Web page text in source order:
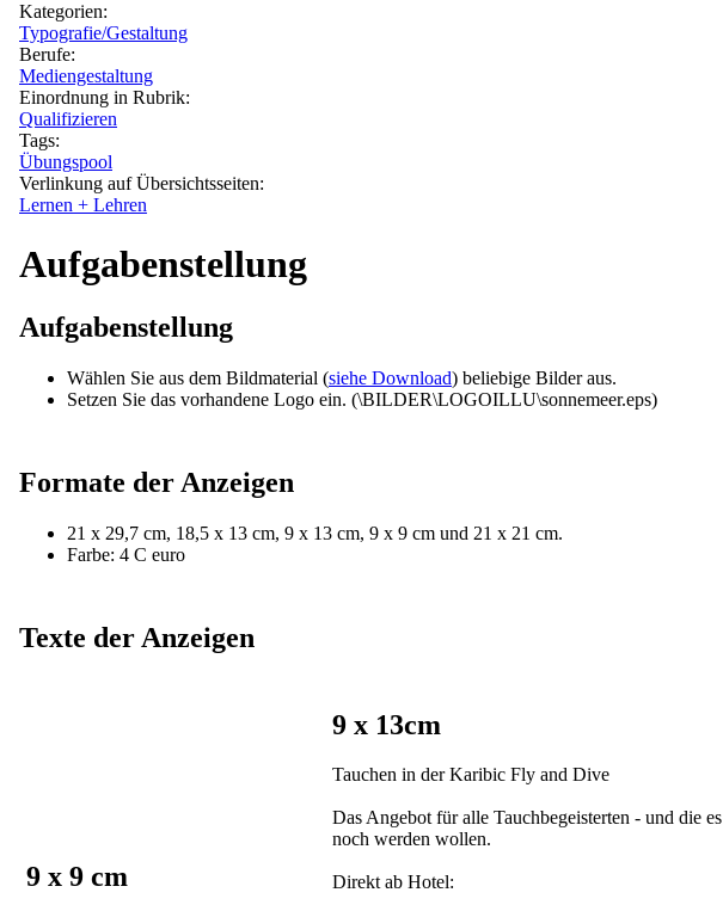
Kategorien:
Typografie/Gestaltung
Berufe:
Mediengestaltung
Einordnung in Rubrik:
Qualifizieren
Tags:
Übungspool
Verlinkung auf Übersichtsseiten:
Lernen + Lehren
Aufgabenstellung
Aufgabenstellung
Wählen Sie aus dem Bildmaterial (siehe Download) beliebige Bilder aus.
Setzen Sie das vorhandene Logo ein. (\BILDER\LOGOILLU\sonnemeer.eps)
Formate der Anzeigen
21 x 29,7 cm, 18,5 x 13 cm, 9 x 13 cm, 9 x 9 cm und 21 x 21 cm.
Farbe: 4 C euro
Texte der Anzeigen
9 x 9 cm
9 x 13cm
Tauchen in der Karibic Fly and Dive
Das Angebot für alle Tauchbegeisterten - und die es
noch werden wollen.
Direkt ab Hotel: